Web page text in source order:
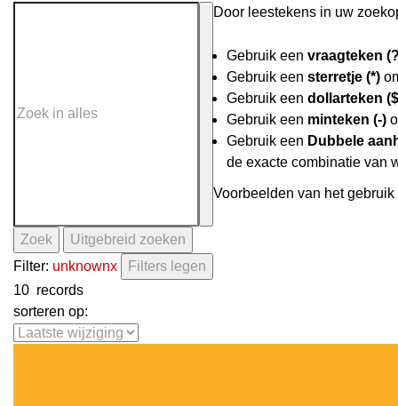
Door leestekens in uw
Gebruik een vraagteken
Gebruik een sterretje (*)
Gebruik een dollarteken
Gebruik een minteken (-)
Gebruik een Dubbele
de exacte combinatie van
Voorbeelden van het
Zoek
Uitgebreid zoeken
Filter: unknownx
Filters legen
10 records
sorteren op: